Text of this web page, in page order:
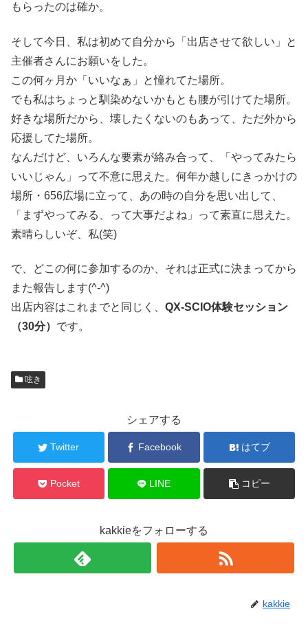
もらったのは確か。
そして今日、私は初めて自分から「出店させて欲しい」と
主催者さんにお願いをした。
この何ヶ月か「いいなぁ」と憧れてた場所。
でも私はちょっと馴染めないかもとも腰が引けてた場所。
好きな場所だから、壊したくないのもあって、ただ外から
応援してた場所。
なんだけど、いろんな要素が絡み合って、「やってみたら
いいじゃん」って不意に思えた。何年か越しにきっかけの
場所・656広場に立って、あの時の自分を思い出して、
「まずやってみる、って大事だよね」って素直に思えた。
素晴らしいぞ、私(笑)
で、どこの何に参加するのか、それは正式に決まってから
また報告します(^-^)
出店内容はこれまでと同じく、 QX-SCIO体験セッション
（30分） です。
呟き
シェアする
Twitter Facebook はてブ
Pocket LINE コピー
kakkieをフォローする
kakkie